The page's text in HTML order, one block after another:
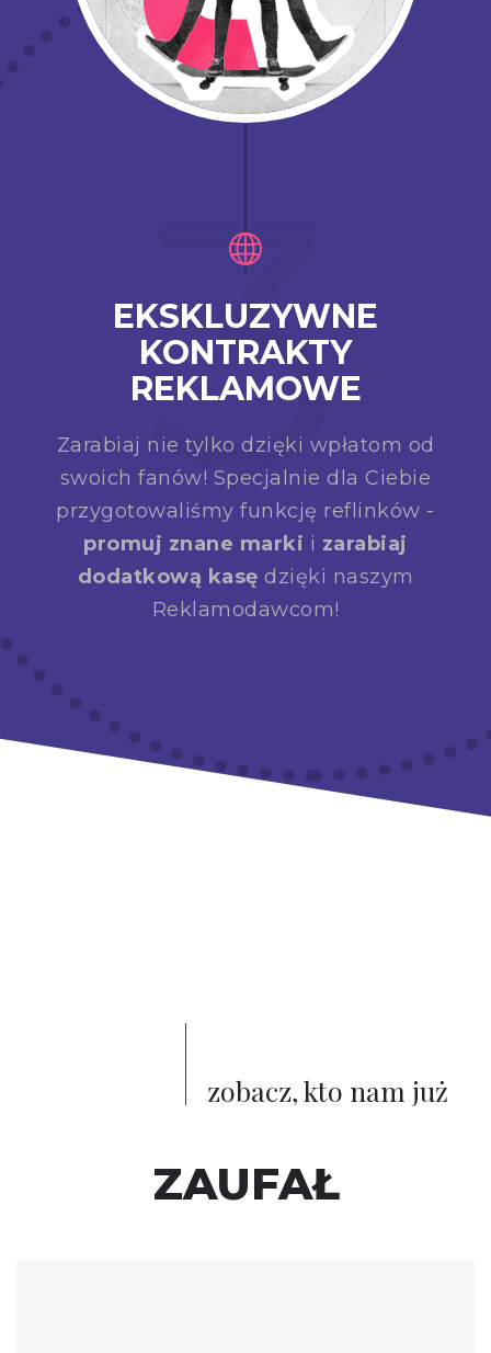
3
EKSKLUZYWNE
KONTRAKTY
REKLAMOWE
Zarabiaj nie tylko dzięki wpłatom od
swoich fanów! Specjalnie dla Ciebie
przygotowaliśmy funkcję reflinków -
promuj znane marki i zarabiaj
dodatkową kasę dzięki naszym
Reklamodawcom!
zobacz, kto nam już
ZAUFAŁ